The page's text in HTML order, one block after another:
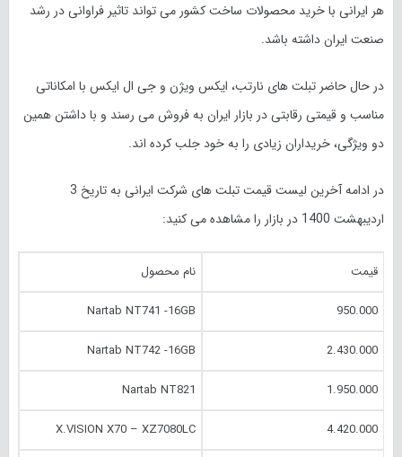
هر ایرانی با خرید محصولات ساخت کشور می تواند تاثیر فراوانی در رشد
صنعت ایران داشته باشد.
در حال حاضر تبلت های نارتب، ایکس ویژن و جی ال ایکس با امکاناتی
مناسب و قیمتی رقابتی در بازار ایران به فروش می رسند و با داشتن همین
دو ویژگی، خریداران زیادی را به خود جلب کرده اند.
در ادامه آخرین لیست قیمت تبلت های شرکت ایرانی به تاریخ 3
اردیبهشت 1400 در بازار را مشاهده می کنید:
قیمت نام محصول
950.000
Nartab NT741 -16GB
2.430.000
Nartab NT742 -16GB
1.950.000
Nartab NT821
4.420.000
X.VISION X70 – XZ7080LC